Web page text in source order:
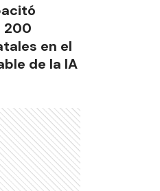
200
en el
de la IA